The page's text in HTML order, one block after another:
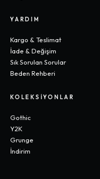
YARDIM
Kargo & Teslimat
İade & Değişim
Sık Sorulan Sorular
Beden Rehberi
KOLEKSIYONLAR
Gothic
Y2K
Grunge
İndirim